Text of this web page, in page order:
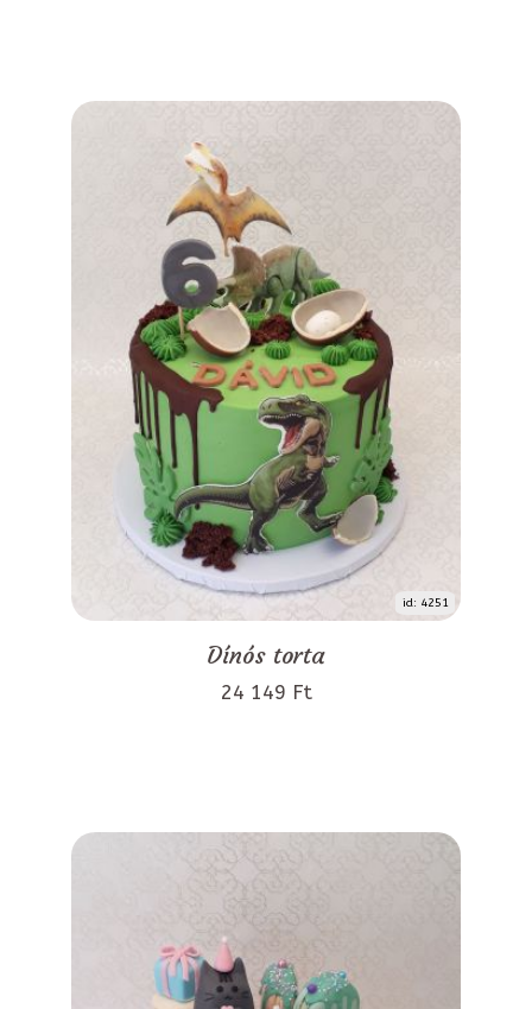
id: 4251
Dínós torta
24 149 Ft